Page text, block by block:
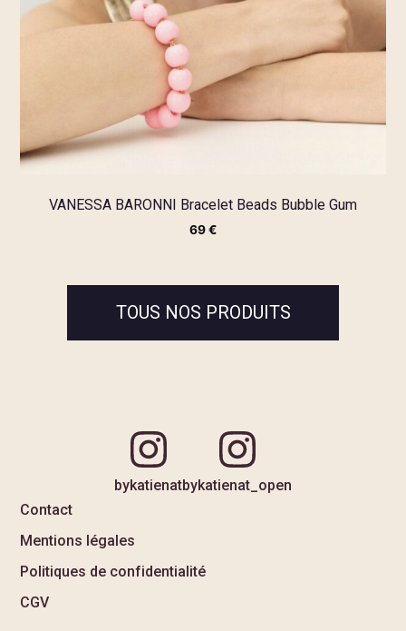
VANESSA BARONNI Bracelet Beads Bubble Gum
69€
TOUS NOS PRODUITS
bykatienatbykatienat_open
Contact
Mentions légales
Politiques de confidentialité
CGV